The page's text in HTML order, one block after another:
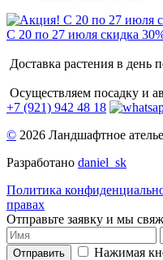
С 20 по 27 июля скидка
Доставка растения в день
Осуществляем посадку и
+7 (921) 942 48 18
© 2026 Ландшафтное
Разработано daniel_sk
Политика
правах
Отправьте заявку и мы
Отправить
Нажимая